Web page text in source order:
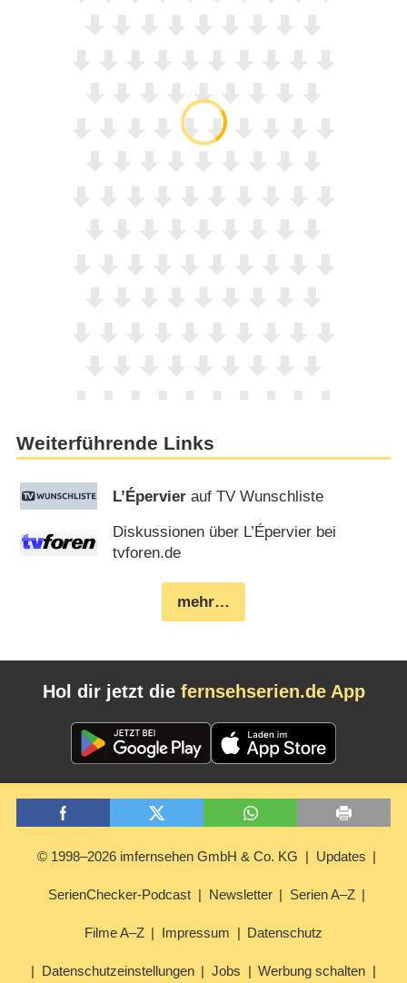
Weiterführende Links
L’Épervier auf TV Wunschliste
Diskussionen über L’Épervier bei
tvforen.de
mehr…
Hol dir jetzt die fernsehserien.de App
© 1998–2026 imfernsehen GmbH & Co. KG Updates
SerienChecker-Podcast Newsletter Serien A–Z
Filme A–Z Impressum Datenschutz
Datenschutzeinstellungen Jobs Werbung schalten